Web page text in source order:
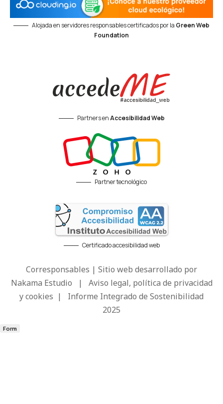
Alojada en servidores responsables certificados por la Green Web
Foundation
Partners enAccesibilidad Web
Partner tecnológico
Certificado accesibilidad web
Corresponsables | Sitio web desarrollado por
Nakama Estudio | Aviso legal, política de privacidad
y cookies | Informe Integrado de Sostenibilidad
2025
Form